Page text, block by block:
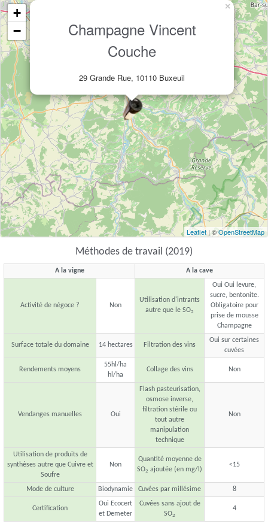
Champagne Vincent
Couche
29 Grande Rue, 10110 Buxeuil
×
+
−
Leaflet| ©OpenStreetMap
Méthodes de travail (2019)
A la vigne A la cave
Activité de négoce ? Non
Utilisation d'intrants
autre que le SO2
Oui Oui levure,
sucre, bentonite.
Obligatoire pour
prise de mousse
Champagne
Surface totale du domaine 14 hectares Filtration des vins
Oui sur certaines
cuvées
Rendements moyens
55hl/ha
hl/ha
Collage des vins Non
Vendanges manuelles Oui
Flash pasteurisation,
osmose inverse,
filtration stérile ou
tout autre
manipulation
technique
Non
Utilisation de produits de
synthèses autre que Cuivre et
Soufre
Non
Quantité moyenne de
SO2 ajoutée (en mg/l)
<15
Mode de culture Biodynamie Cuvées par millésime 8
Certification
Oui Ecocert
et Demeter
Cuvées sans ajout de
SO2
4